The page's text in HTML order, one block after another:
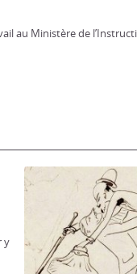
au Ministère de
y